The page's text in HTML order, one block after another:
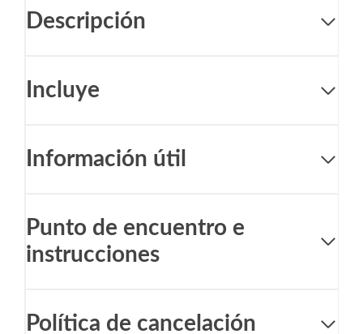
Descripción
Incluye
Información útil
Punto de encuentro e
instrucciones
Política de cancelación